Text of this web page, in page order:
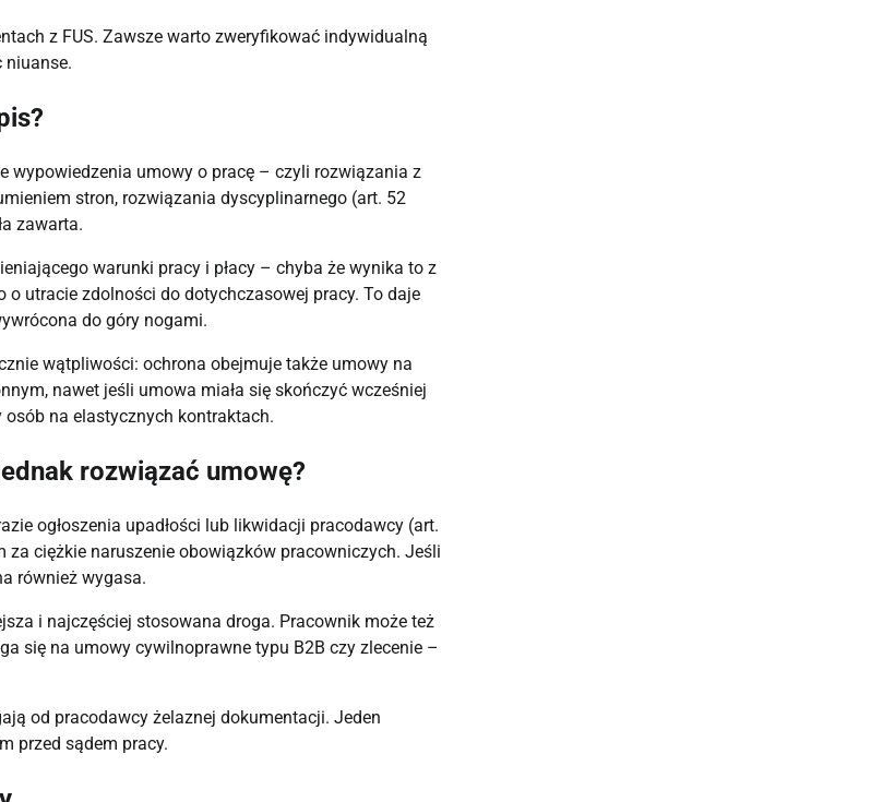
z FUS. Zawsze warto zweryfikować indywidualną
niuanse.
wypowiedzenia umowy o pracę – czyli rozwiązania z
stron, rozwiązania dyscyplinarnego (art. 52
zawarta.
warunki pracy i płacy – chyba że wynika to z
o utracie zdolności do dotychczasowej pracy. To daje
do góry nogami.
wątpliwości: ochrona obejmuje także umowy na
nawet jeśli umowa miała się skończyć wcześniej
na elastycznych kontraktach.
rozwiązać umowę?
ogłoszenia upadłości lub likwidacji pracodawcy (art.
ciężkie naruszenie obowiązków pracowniczych. Jeśli
również wygasa.
i najczęściej stosowana droga. Pracownik może też
się na umowy cywilnoprawne typu B2B czy zlecenie –
od pracodawcy żelaznej dokumentacji. Jeden
przed sądem pracy.